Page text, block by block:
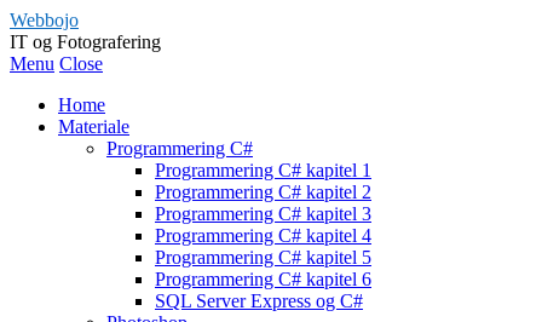
Webbojo
IT og Fotografering
Menu Close
Home
Materiale
Programmering C#
Programmering C# kapitel 1
Programmering C# kapitel 2
Programmering C# kapitel 3
Programmering C# kapitel 4
Programmering C# kapitel 5
Programmering C# kapitel 6
SQL Server Express og C#